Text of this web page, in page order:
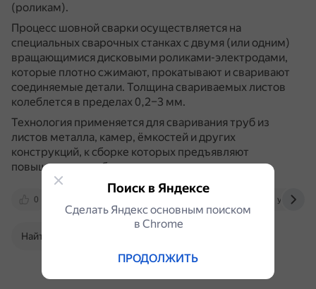
(роликам).
Процесс шовной сварки осуществляется на
специальных сварочных станках с двумя (или одним)
вращающимися дисковыми роликами-электродами,
которые плотно сжимают, прокатывают и сваривают
соединяемые детали. Толщина свариваемых листов
колеблется в пределах 0,2–3 мм.
Технология применяется для сваривания труб из
листов металла, камер, ёмкостей и других
конструкций, к сборке которых предъявляют
повышенные требования герметичности.
0 yandex.ru
Найти в Поиске
Поиск в Яндексе
Сделать Яндекс основным поиском
в Сhrome
ПРОДОЛЖИТЬ